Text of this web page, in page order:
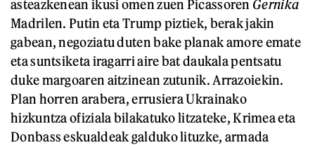
asteazkenean ikusi omen zuen Picassoren Gernika
Madrilen. Putin eta Trump piztiek, berak jakin
gabean, negoziatu duten bake planak amore emate
eta suntsiketa iragarri aire bat daukala pentsatu
duke margoaren aitzinean zutunik. Arrazoiekin.
Plan horren arabera, errusiera Ukrainako
hizkuntza ofiziala bilakatuko litzateke, Krimea eta
Donbass eskualdeak galduko lituzke, armada